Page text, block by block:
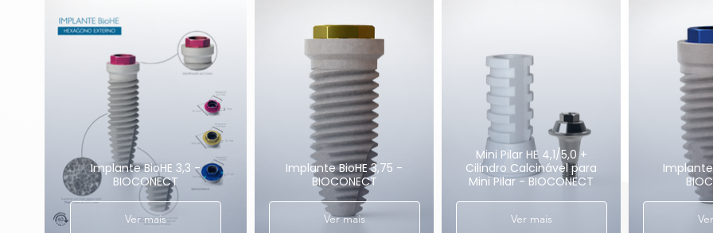
Implante BioHE 3,3 -
BIOCONECT
Ver mais
Implante BioHE 3,75 -
BIOCONECT
Ver mais
Mini Pilar HE 4,1/5,0 +
Cilindro Calcinável para
Mini Pilar - BIOCONECT
Ver mais
Implante